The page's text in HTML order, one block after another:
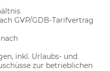
GVP/GDB-Tarifvertrag
inkl. Urlaubs- und
zur betrieblichen